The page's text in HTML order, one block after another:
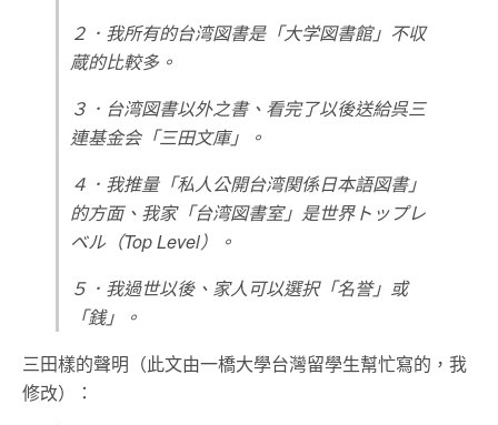
２．我所有的台湾図書是「大学図書館」不収
蔵的比較多。
３．台湾図書以外之書、看完了以後送給呉三
連基金会「三田文庫」。
４．我推量「私人公開台湾関係日本語図書」
的方面、我家「台湾図書室」是世界トップレ
ベル（Top Level）。
５．我過世以後、家人可以選択「名誉」或
「銭」。
三田樣的聲明（此文由一橋大學台灣留學生幫忙寫的，我
修改）：